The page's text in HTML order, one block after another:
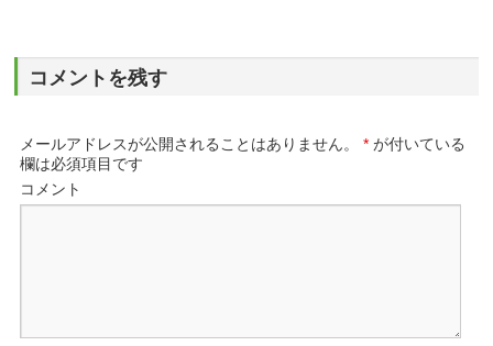
コメントを残す
メールアドレスが公開されることはありません。 * が付いている
欄は必須項目です
コメント